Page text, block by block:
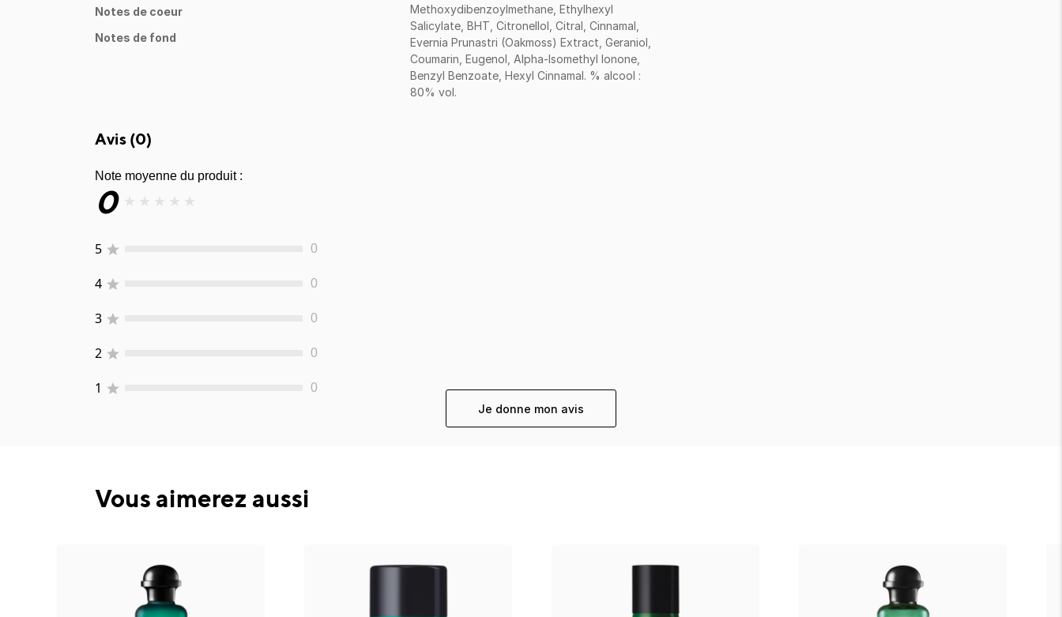
Notes de coeur
Notes de fond
Methoxydibenzoylmethane, Ethylhexyl
Salicylate, BHT, Citronellol, Citral, Cinnamal,
Evernia Prunastri (Oakmoss) Extract, Geraniol,
Coumarin, Eugenol, Alpha-Isomethyl Ionone,
Benzyl Benzoate, Hexyl Cinnamal. % alcool :
80% vol.
Avis (0)
Note moyenne du produit :
0 ★ ★ ★ ★ ★
5 0
4 0
3 0
2 0
1
0
Je donne mon avis
Vous aimerez aussi